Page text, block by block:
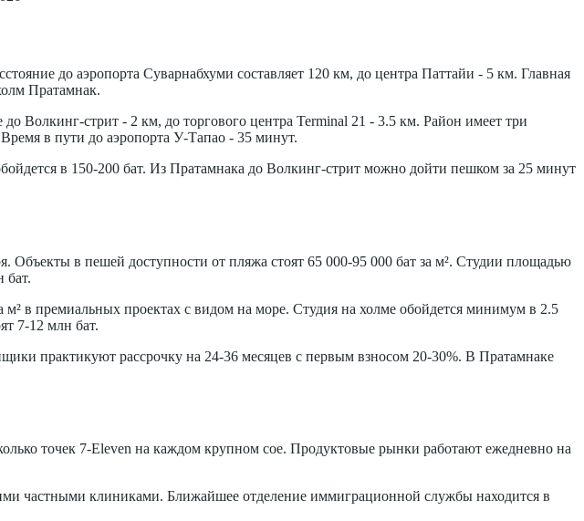
до аэропорта Суварнабхуми составляет 120 км, до центра Паттайи - 5 км. Главная
Пратамнак.
Волкинг-стрит - 2 км, до торгового центра Terminal 21 - 3.5 км. Район имеет три
в пути до аэропорта У-Тапао - 35 минут.
в 150-200 бат. Из Пратамнака до Волкинг-стрит можно дойти пешком за 25 минут
Объекты в пешей доступности от пляжа стоят 65 000-95 000 бат за м². Студии площадью
бат.
м² в премиальных проектах с видом на море. Студия на холме обойдется минимум в 2.5
7-12 млн бат.
практикуют рассрочку на 24-36 месяцев с первым взносом 20-30%. В Пратамнаке
точек 7-Eleven на каждом крупном сое. Продуктовые рынки работают ежедневно на
частными клиниками. Ближайшее отделение иммиграционной службы находится в